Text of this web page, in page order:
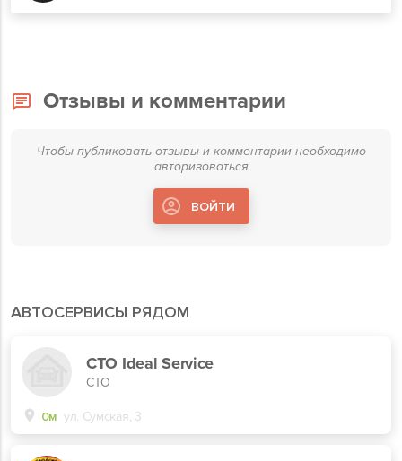
АВТОСЕРВИСЫ РЯДОМ
СТО Ideal Service
СТО
0м ул. Сумская, 3
Отзывы и комментарии
Чтобы публиковать отзывы и комментарии необходимо
авторизоваться
ВОЙТИ